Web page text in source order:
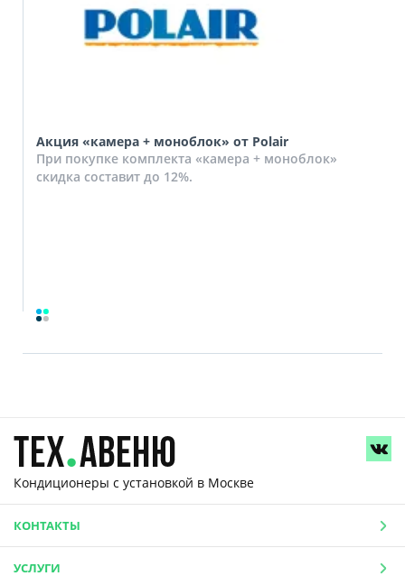
Акция «камера + моноблок» от Polair
При покупке комплекта «камера + моноблок»
скидка составит до 12%.
Кондиционеры с установкой в Москве
КОНТАКТЫ
УСЛУГИ